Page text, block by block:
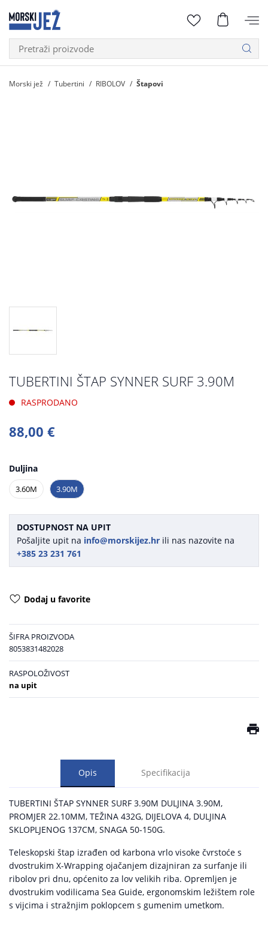
Morski jež Tubertini RIBOLOV Štapovi
TUBERTINI ŠTAP SYNNER SURF 3.90M
RASPRODANO
88,00 €
Duljina
3.60M 3.90M
DOSTUPNOST NA UPIT
Pošaljite upit na info@morskijez.hr ili nas nazovite na
+385 23 231 761
Dodaj u favorite
ŠIFRA PROIZVODA
8053831482028
RASPOLOŽIVOST
na upit
Opis Specifikacija
TUBERTINI ŠTAP SYNNER SURF 3.90M DULJINA 3.90M,
PROMJER 22.10MM, TEŽINA 432G, DIJELOVA 4, DULJINA
SKLOPLJENOG 137CM, SNAGA 50-150G.
Teleskopski štap izrađen od karbona vrlo visoke čvrstoće s
dvostrukim X-Wrapping ojačanjem dizajniran za surfanje ili
ribolov pri dnu, općenito za lov velikih riba. Opremljen je
dvostrukim vodilicama Sea Guide, ergonomskim ležištem role
s vijcima i stražnjim poklopcem s gumenim umetkom.